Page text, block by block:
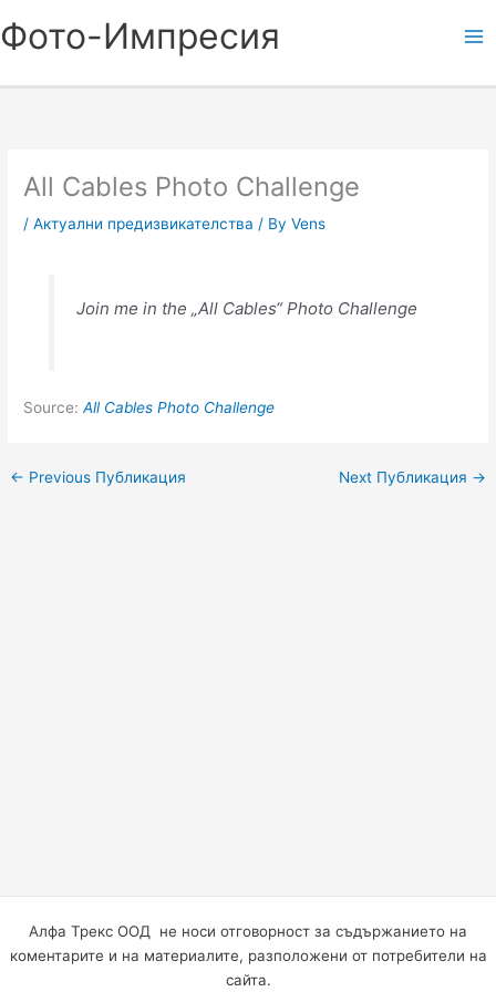
to
Фото-Импресия
All Cables Photo Challenge
/Актуални предизвикателства / ByVens
Join me in the „All Cables“ Photo Challenge
Source:All Cables Photo Challenge
← Previous Публикация Next Публикация →
Алфа Трекс ООД не носи отговорност за съдържанието на
коментарите и на материалите, разположени от потребители на
сайта.